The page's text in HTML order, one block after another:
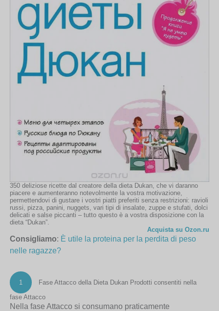
350 deliziose ricette dal creatore della dieta Dukan, che vi daranno
piacere e aumenteranno notevolmente la vostra motivazione,
permettendovi di gustare i vostri piatti preferiti senza restrizioni: ravioli
russi, pizza, panini, nuggets, vari tipi di insalate, zuppe e stufati, dolci
delicati e salse piccanti – tutto questo è a vostra disposizione con la
dieta “Dukan”.
Acquista su Ozon.ru
Consigliamo: È utile la proteina per la perdita di peso
nelle ragazze?
1 Fase Attacco della Dieta Dukan Prodotti consentiti nella
fase Attacco
Nella fase Attacco si consumano praticamente